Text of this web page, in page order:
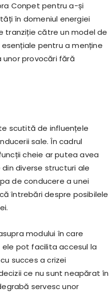
Conpet pentru a-și
în domeniul energiei
tranziție către un model de
pentru a menține
provocări fără
scutită de influențele
sale. În cadrul
cheie ar putea avea
diverse structuri ale
de conducere a unei
întrebări despre posibilele
modului în care
pot facilita accesul la
succes a crizei
ce nu sunt neapărat în
servesc unor